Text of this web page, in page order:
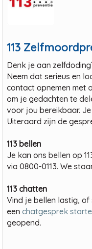
113
Denk je aan
Neem dat serieus en
contact opnemen met
om je gedachten te
voor jou bereikbaar.
Uiteraard zijn de
113 bellen
Je kan ons bellen op
via 0800-0113. We
113 chatten
Vind je bellen lastig,
een chatgesprek
geopend.